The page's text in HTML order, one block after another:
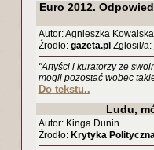
Euro 2012.
Autor: Agnieszka Kowalska
Źrodło: gazeta.pl Zgłosił/a:
"Artyści i kuratorzy ze
mogli pozostać wobec
Do tekstu..
Ludu,
Autor: Kinga Dunin
Źrodło: Krytyka